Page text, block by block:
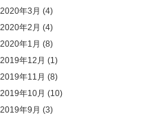
2020年3月 (4)
2020年2月 (4)
2020年1月 (8)
2019年12月 (1)
2019年11月 (8)
2019年10月 (10)
2019年9月 (3)